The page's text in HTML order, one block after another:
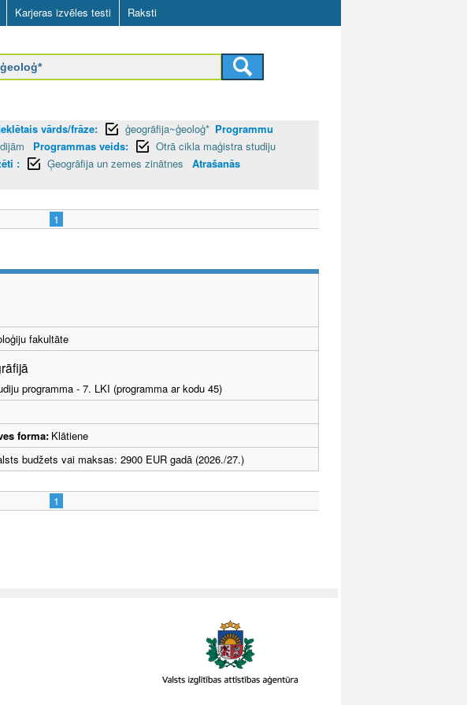
Karjeras izvēles testi Raksti
vārds/frāze: ģeogrāfija~ģeoloģ* Programmu
Programmas veids:
Otrā cikla maģistra studiju
: Ģeogrāfija un zemes zinātnes
Atrašanās
1
fakultāte
programma - 7. LKI (programma ar kodu 45)
forma: Klātiene
budžets vai maksas: 2900 EUR gadā (2026./27.)
1